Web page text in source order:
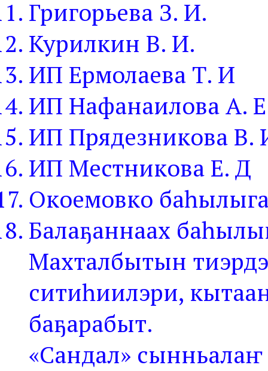
Григорьева З. И.
Курилкин В. И.
ИП Ермолаева Т. И
ИП Нафанаилова А.
ИП Прядезникова В.
ИП Местникова Е. Д
Окоемовко
Балаҕаннаах
Махталбытын
ситиһиилэри,
баҕарабыт.
«Сандал»